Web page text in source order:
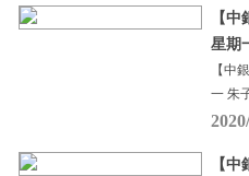
【
星期
【中
一 朱
【